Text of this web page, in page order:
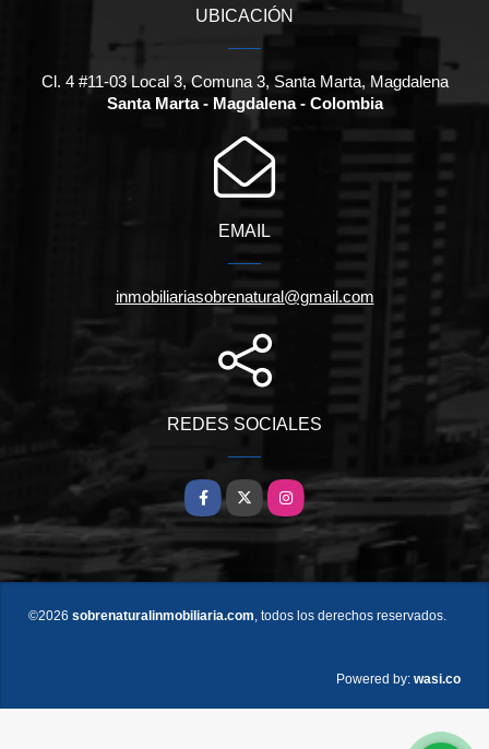
UBICACIÓN
Cl. 4 #11-03 Local 3, Comuna 3, Santa Marta, Magdalena
Santa Marta - Magdalena - Colombia
EMAIL
inmobiliariasobrenatural@gmail.com
REDES SOCIALES
Facebook
X Instagram
©2026 sobrenaturalinmobiliaria.com, todos los derechos reservados.
Powered by: wasi.co